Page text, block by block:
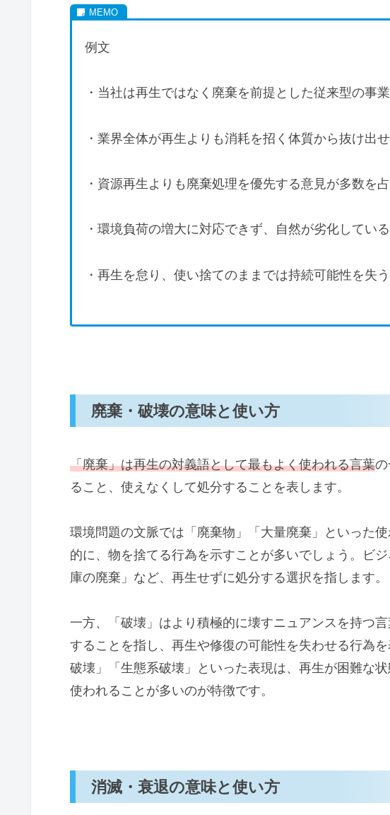
例文
・当社は再生ではなく廃棄を前提とした従来型の事業
・業界全体が再生よりも消耗を招く体質から抜け出せ
・資源再生よりも廃棄処理を優先する意見が多数を占
・環境負荷の増大に対応できず、自然が劣化している
・再生を怠り、使い捨てのままでは持続可能性を失う
廃棄・破壊の意味と使い方
「廃棄」は再生の対義語として最もよく使われる言葉
ること、使えなくして処分することを表します。
環境問題の文脈では「廃棄物」「大量廃棄」といった
的に、物を捨てる行為を示すことが多いでしょう。ビ
庫の廃棄」など、再生せずに処分する選択を指します。
一方、「破壊」はより積極的に壊すニュアンスを持つ
することを指し、再生や修復の可能性を失わせる行為
破壊」「生態系破壊」といった表現は、再生が困難な
使われることが多いのが特徴です。
消滅・衰退の意味と使い方